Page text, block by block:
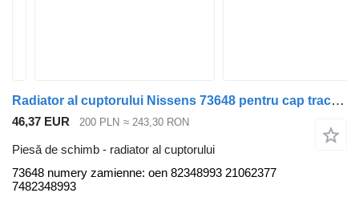
Radiator al cuptorului Nissens 73648 pentru cap tractor Volvo Renault
46,37 EUR 200 PLN ≈ 243,30 RON
Piesă de schimb - radiator al cuptorului
73648 numery zamienne: oen 82348993 21062377
7482348993